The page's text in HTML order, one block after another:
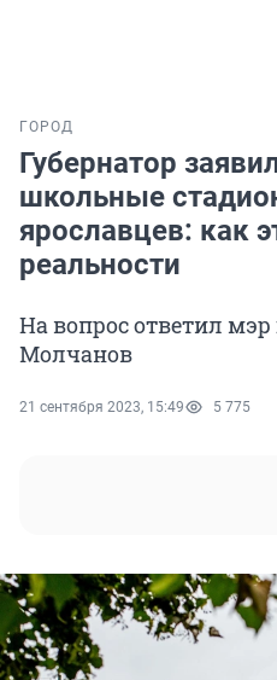
ГОРОД
Губернатор
школьные
ярославцев: как
реальности
На вопрос ответил мэр
Молчанов
21 сентября 2023, 15:49 5 775